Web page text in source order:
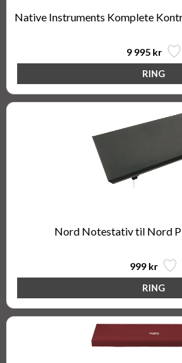
Native Instruments Komplete
9 995 kr
Nord Notestativ til Nord
999 kr